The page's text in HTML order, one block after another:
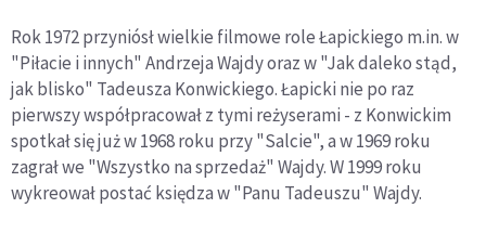
Rok 1972 przyniósł wielkie filmowe role Łapickiego m.in. w
"Piłacie i innych" Andrzeja Wajdy oraz w "Jak daleko stąd,
jak blisko" Tadeusza Konwickiego. Łapicki nie po raz
pierwszy współpracował z tymi reżyserami - z Konwickim
spotkał się już w 1968 roku przy "Salcie", a w 1969 roku
zagrał we "Wszystko na sprzedaż" Wajdy. W 1999 roku
wykreował postać księdza w "Panu Tadeuszu" Wajdy.